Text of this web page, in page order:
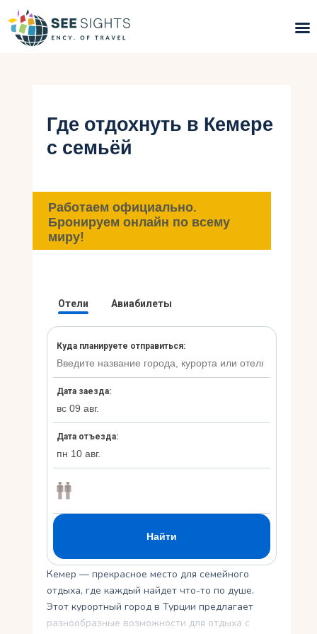
Горящие туры
Типы Туров
Инфо
Блог
Укр
Где отдохнуть в Кемере
с семьёй
Работаем официально.
Бронируем онлайн по всему
миру!
Кемер — прекрасное место для семейного
отдыха, где каждый найдет что-то по душе.
Этот курортный город в Турции предлагает
разнообразные возможности для отдыха с